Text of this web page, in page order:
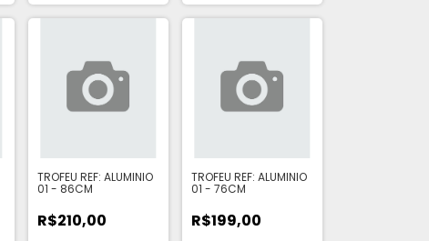
TROFEU REF: ALUMINIO
01 - 86CM
R$210,00
TROFEU REF: ALUMINIO
01 - 76CM
R$199,00